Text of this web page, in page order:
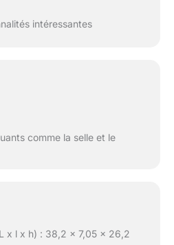
intéressantes
comme la selle et le
x l x h) : 38,2 x 7,05 x 26,2